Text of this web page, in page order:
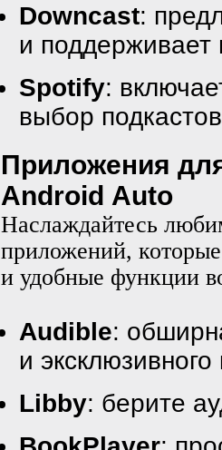
Downcast:
и поддерживает
Spotify:
выбор
Приложения
Android Auto
Наслаждайтесь
приложений,
и удобные функции
Audible:
и эксклюзивного
Libby: берите